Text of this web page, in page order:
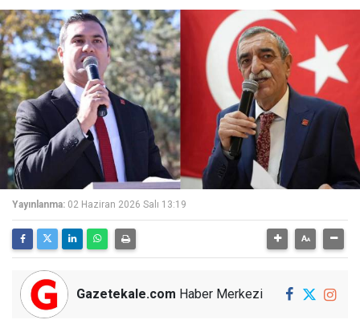
Yayınlanma: 02 Haziran 2026 Salı 13:19
Gazetekale.com Haber Merkezi